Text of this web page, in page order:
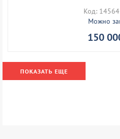
Код:
Можно
150
ПОКАЗАТЬ ЕЩЕ